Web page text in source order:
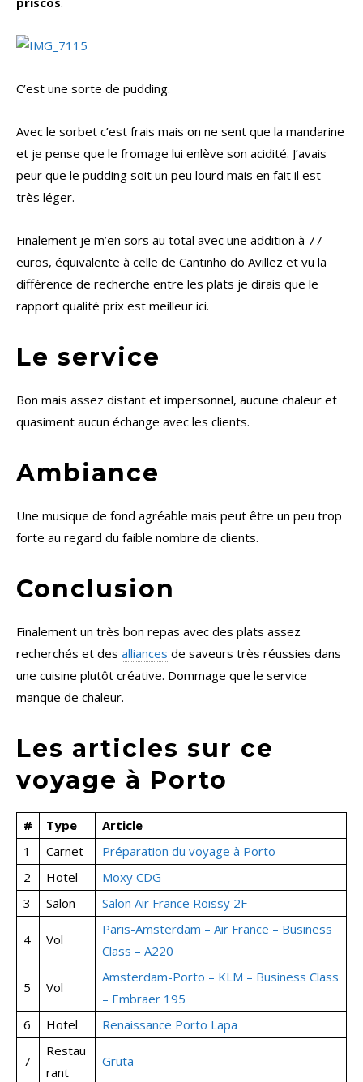
C’est une sorte de pudding.
Avec le sorbet c’est frais mais on ne sent que la mandarine
et je pense que le fromage lui enlève son acidité. J’avais
peur que le pudding soit un peu lourd mais en fait il est
très léger.
Finalement je m’en sors au total avec une addition à 77
euros, équivalente à celle de Cantinho do Avillez et vu la
différence de recherche entre les plats je dirais que le
rapport qualité prix est meilleur ici.
Le service
Bon mais assez distant et impersonnel, aucune chaleur et
quasiment aucun échange avec les clients.
Ambiance
Une musique de fond agréable mais peut être un peu trop
forte au regard du faible nombre de clients.
Conclusion
Finalement un très bon repas avec des plats assez
recherchés et des alliances de saveurs très réussies dans
une cuisine plutôt créative. Dommage que le service
manque de chaleur.
Les articles sur ce
voyage à Porto
# Type
Article
1
Carnet
Préparation du voyage à Porto
2
Hotel
Moxy CDG
3
Salon Salon Air France Roissy 2F
4 Vol
Paris-Amsterdam – Air France – Business
Class – A220
5 Vol
Amsterdam-Porto – KLM – Business Class
– Embraer 195
6
Hotel Renaissance Porto Lapa
7
Restau
rant
Gruta